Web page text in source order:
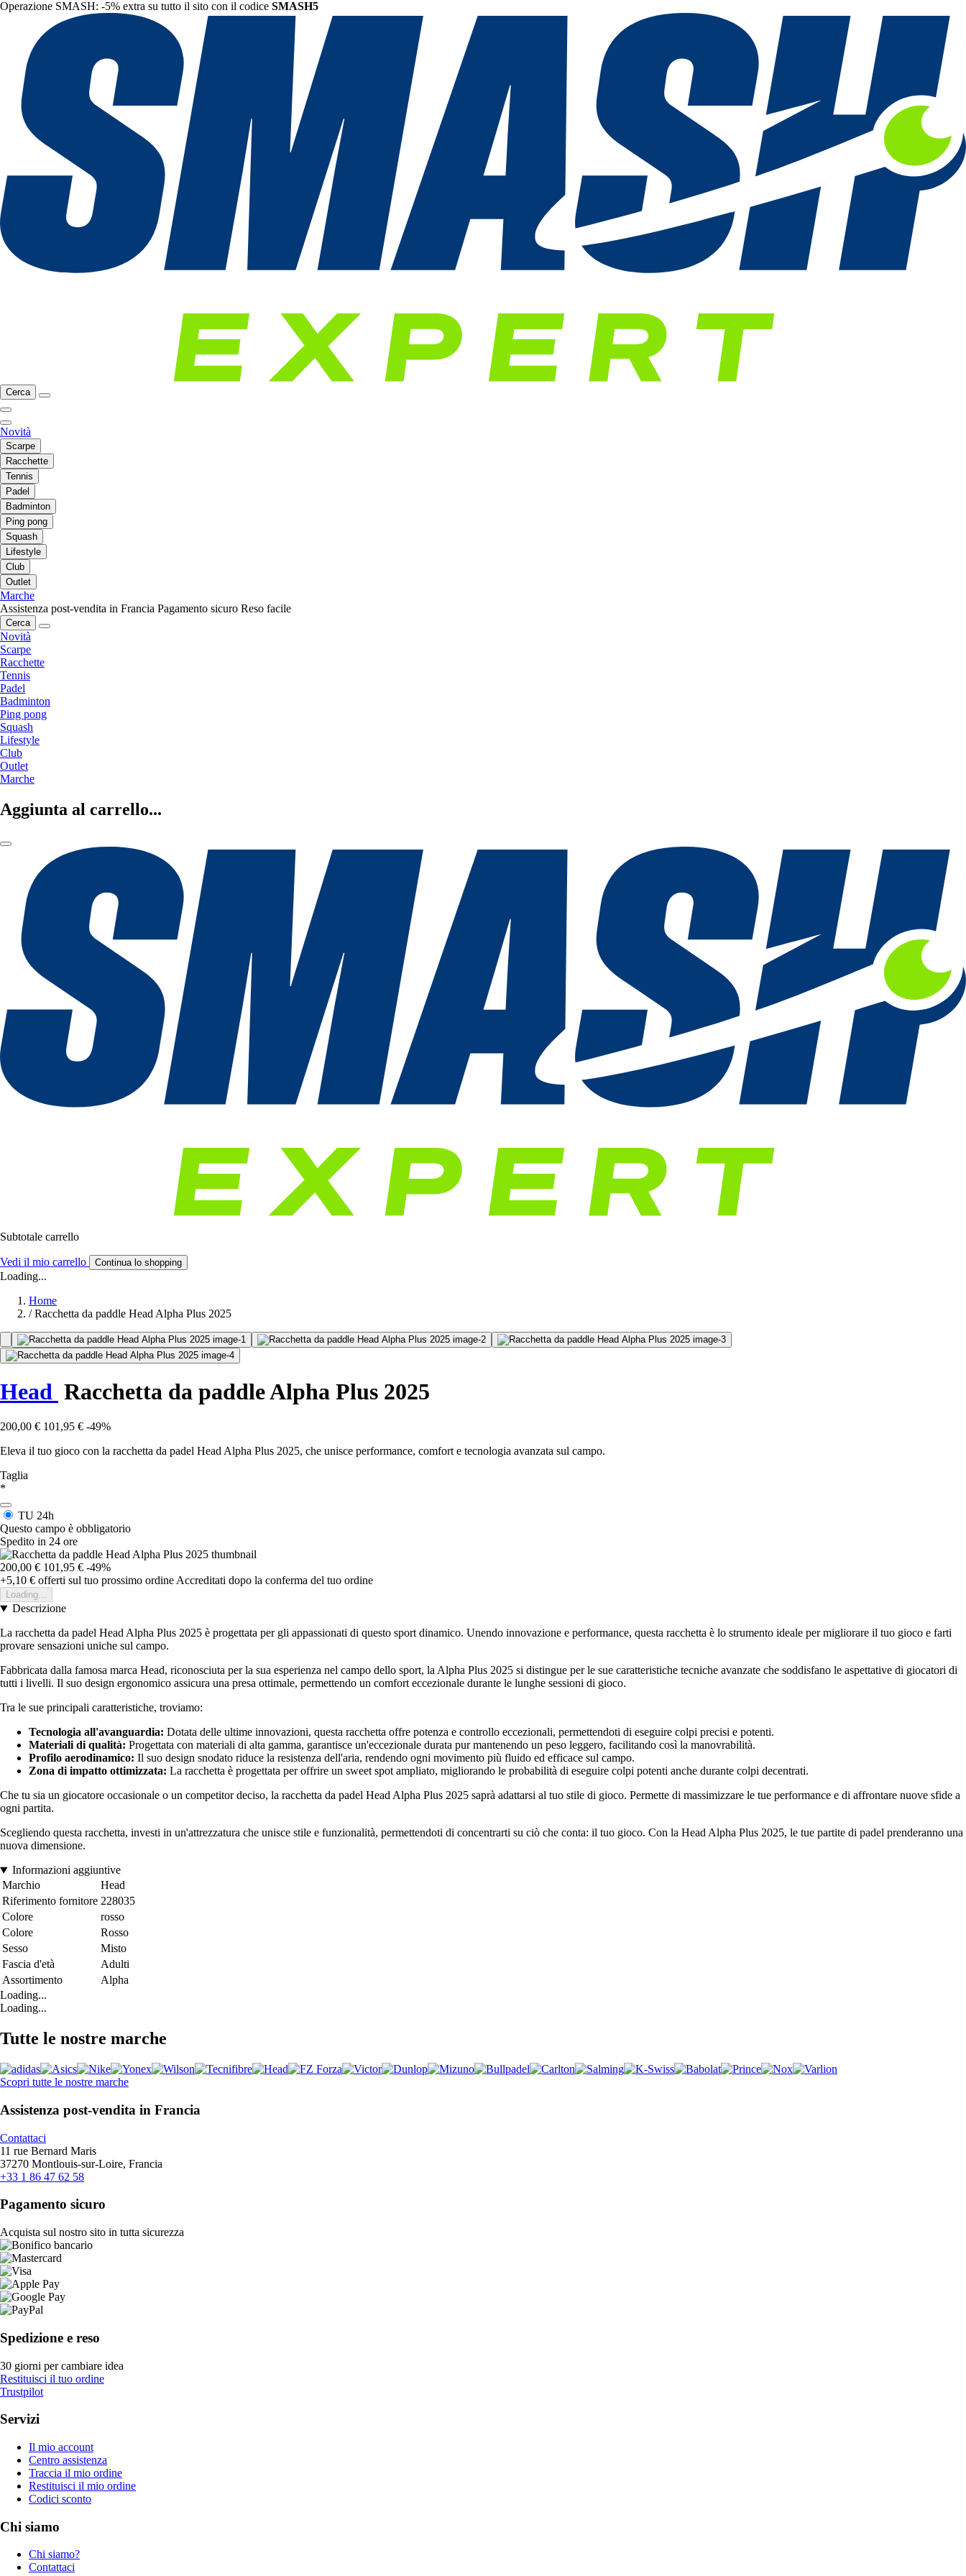
Operazione SMASH: -5% extra su tutto il sito con il codice SMASH5
Cerca
Novità
Scarpe
Racchette
Tennis
Padel
Badminton
Ping pong
Squash
Lifestyle
Club
Outlet
Marche
Assistenza post-vendita in Francia Pagamento sicuro Reso facile
Cerca
Novità
Scarpe
Racchette
Tennis
Padel
Badminton
Ping pong
Squash
Lifestyle
Club
Outlet
Marche
Aggiunta al carrello...
Subtotale carrello
Vedi il mio carrello Continua lo shopping
Loading...
Home
/ Racchetta da paddle Head Alpha Plus 2025
Head Racchetta da paddle Alpha Plus 2025
200,00 € 101,95 € -49%
Eleva il tuo gioco con la racchetta da padel Head Alpha Plus 2025, che unisce performance, comfort e tecnologia avanzata sul campo.
Taglia
*
TU 24h
Questo campo è obbligatorio
Spedito in 24 ore
200,00 € 101,95 € -49%
+5,10 € offerti sul tuo prossimo ordineAccreditati dopo la conferma del tuo ordine
Loading...
Descrizione
La racchetta da padel Head Alpha Plus 2025 è progettata per gli appassionati di questo sport dinamico. Unendo innovazione e performance, questa racchetta è lo strumento ideale per migliorare il tuo gioco e farti
provare sensazioni uniche sul campo.
Fabbricata dalla famosa marca Head, riconosciuta per la sua esperienza nel campo dello sport, la Alpha Plus 2025 si distingue per le sue caratteristiche tecniche avanzate che soddisfano le aspettative di giocatori di
tutti i livelli. Il suo design ergonomico assicura una presa ottimale, permettendo un comfort eccezionale durante le lunghe sessioni di gioco.
Tra le sue principali caratteristiche, troviamo:
Tecnologia all'avanguardia: Dotata delle ultime innovazioni, questa racchetta offre potenza e controllo eccezionali, permettendoti di eseguire colpi precisi e potenti.
Materiali di qualità: Progettata con materiali di alta gamma, garantisce un'eccezionale durata pur mantenendo un peso leggero, facilitando così la manovrabilità.
Profilo aerodinamico: Il suo design snodato riduce la resistenza dell'aria, rendendo ogni movimento più fluido ed efficace sul campo.
Zona di impatto ottimizzata: La racchetta è progettata per offrire un sweet spot ampliato, migliorando le probabilità di eseguire colpi potenti anche durante colpi decentrati.
Che tu sia un giocatore occasionale o un competitor deciso, la racchetta da padel Head Alpha Plus 2025 saprà adattarsi al tuo stile di gioco. Permette di massimizzare le tue performance e di affrontare nuove sfide a
ogni partita.
Scegliendo questa racchetta, investi in un'attrezzatura che unisce stile e funzionalità, permettendoti di concentrarti su ciò che conta: il tuo gioco. Con la Head Alpha Plus 2025, le tue partite di padel prenderanno una
nuova dimensione.
Informazioni aggiuntive
Marchio
Head
Riferimento fornitore 228035
Colore
rosso
Colore
Rosso
Sesso
Misto
Fascia d'età
Adulti
Assortimento
Alpha
Loading...
Loading...
Tutte le nostre marche
Scopri tutte le nostre marche
Assistenza post-vendita in Francia
Contattaci
11 rue Bernard Maris
37270 Montlouis-sur-Loire, Francia
+33 1 86 47 62 58
Pagamento sicuro
Acquista sul nostro sito in tutta sicurezza
Spedizione e reso
30 giorni per cambiare idea
Restituisci il tuo ordine
Trustpilot
Servizi
Il mio account
Centro assistenza
Traccia il mio ordine
Restituisci il mio ordine
Codici sconto
Chi siamo
Chi siamo?
Contattaci